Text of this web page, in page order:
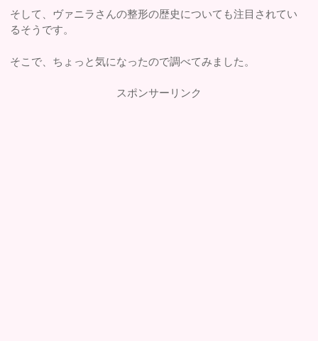
そして、ヴァニラさんの整形の歴史についても注目されてい
るそうです。
そこで、ちょっと気になったので調べてみました。
スポンサーリンク